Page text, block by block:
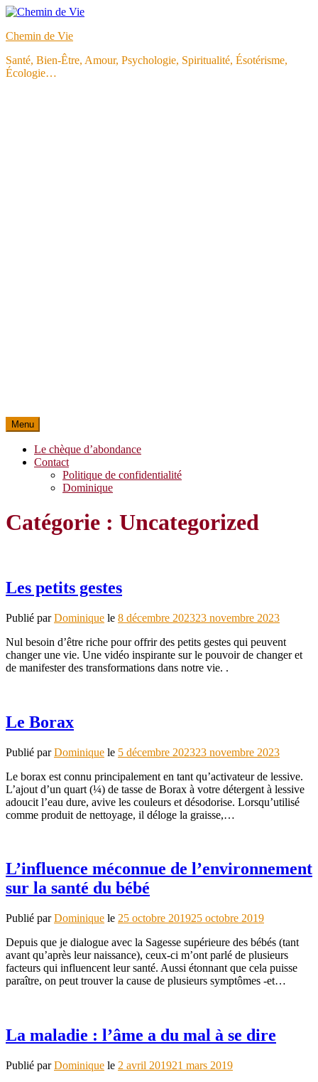
Aller
contenu
Chemin de Vie
Santé, Bien-Être, Amour, Psychologie, Spiritualité, Ésotérisme,
Écologie…
Menu
Le chèque d’abondance
Contact
Politique de confidentialité
Dominique
Catégorie : Uncategorized
Les petits gestes
Publié parDominique le 8 décembre 202323 novembre 2023
Nul besoin d’être riche pour offrir des petits gestes qui peuvent
changer une vie. Une vidéo inspirante sur le pouvoir de changer et
de manifester des transformations dans notre vie. .
Le Borax
Publié parDominique le 5 décembre 202323 novembre 2023
Le borax est connu principalement en tant qu’activateur de lessive.
L’ajout d’un quart (¼) de tasse de Borax à votre détergent à lessive
adoucit l’eau dure, avive les couleurs et désodorise. Lorsqu’utilisé
comme produit de nettoyage, il déloge la graisse,…
L’influence méconnue de l’environnement
sur la santé du bébé
Publié parDominique le 25 octobre 201925 octobre 2019
Depuis que je dialogue avec la Sagesse supérieure des bébés (tant
avant qu’après leur naissance), ceux-ci m’ont parlé de plusieurs
facteurs qui influencent leur santé. Aussi étonnant que cela puisse
paraître, on peut trouver la cause de plusieurs symptômes -et…
La maladie : l’âme a du mal à se dire
Publié parDominique le 2 avril 201921 mars 2019